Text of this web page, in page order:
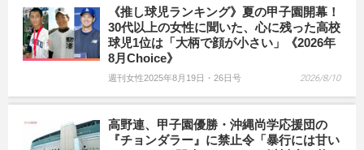
《推し球児ランキング》夏の甲子園開幕！
30代以上の女性に聞いた、心に残った高校
球児1位は「大柄で顔が小さい」《2026年
8月Choice》
週刊女性2025年8月19日・26日号 2026/8/10
高野連、甲子園優勝・沖縄尚学応援団の
『チョンダラー』に禁止令「暴行には甘い